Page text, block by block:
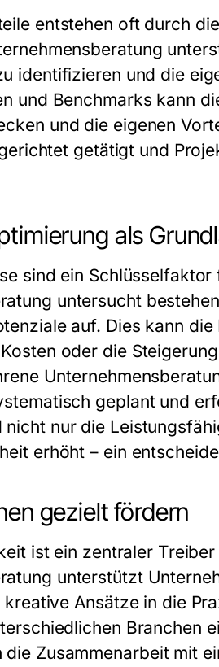
entstehen oft durch
identifizieren und die
und Benchmarks kann
und die eigenen
getätigt und
als
sind ein
untersucht
auf. Dies kann
oder die
geplant und
nicht nur die
erhöht – ein
gezielt fördern
ist ein zentraler
unterstützt
Ansätze in die
Branchen
Zusammenarbeit mit